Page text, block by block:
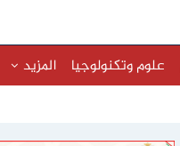
علوم وتكنولوجيا المزيد